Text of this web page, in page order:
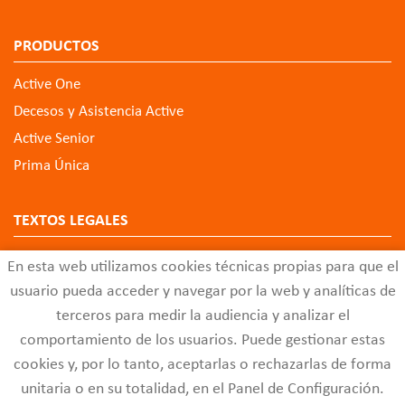
En esta web utilizamos cookies técnicas propias para que el
usuario pueda acceder y navegar por la web y analíticas de
terceros para medir la audiencia y analizar el
comportamiento de los usuarios. Puede gestionar estas
cookies y, por lo tanto, aceptarlas o rechazarlas de forma
unitaria o en su totalidad, en el Panel de Configuración.
PRODUCTOS
Active One
Decesos y Asistencia Active
Active Senior
Prima Única
TEXTOS LEGALES
Aviso Legal
Política de Privacidad de Datos
Política de Cookies
Configuración de Cookies
Código Ético
Buzón de Quejas y Sugerencias